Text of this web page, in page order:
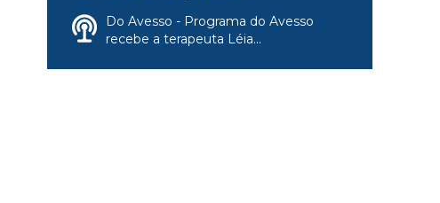
Do Avesso - Programa do Avesso
recebe a terapeuta Léia...